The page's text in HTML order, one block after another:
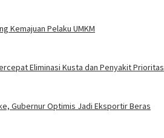
Kemajuan Pelaku UMKM
Eliminasi Kusta dan Penyakit Prioritas
Gubernur Optimis Jadi Eksportir Beras